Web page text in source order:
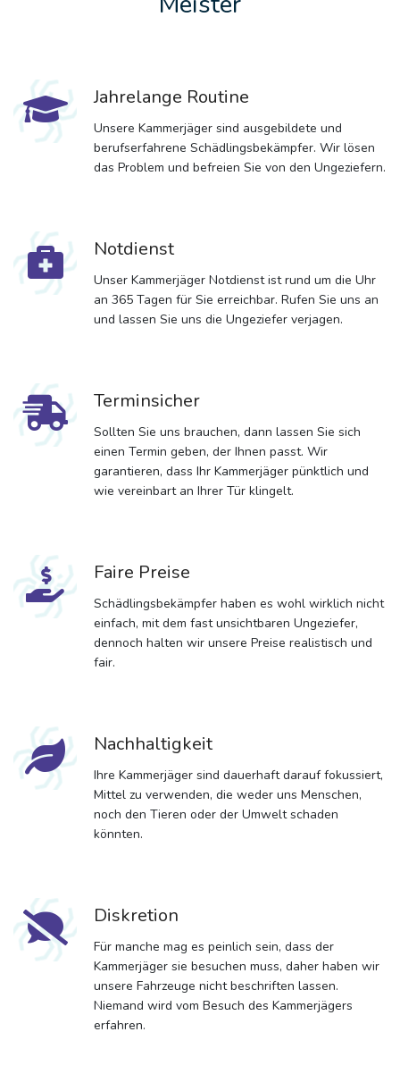
Jahrelange Routine
Unsere Kammerjäger sind ausgebildete und
berufserfahrene Schädlingsbekämpfer. Wir lösen
das Problem und befreien Sie von den Ungeziefern.
Notdienst
Unser Kammerjäger Notdienst ist rund um die Uhr
an 365 Tagen für Sie erreichbar. Rufen Sie uns an
und lassen Sie uns die Ungeziefer verjagen.
Terminsicher
Sollten Sie uns brauchen, dann lassen Sie sich
einen Termin geben, der Ihnen passt. Wir
garantieren, dass Ihr Kammerjäger pünktlich und
wie vereinbart an Ihrer Tür klingelt.
Faire Preise
Schädlingsbekämpfer haben es wohl wirklich nicht
einfach, mit dem fast unsichtbaren Ungeziefer,
dennoch halten wir unsere Preise realistisch und
fair.
Nachhaltigkeit
Ihre Kammerjäger sind dauerhaft darauf fokussiert,
Mittel zu verwenden, die weder uns Menschen,
noch den Tieren oder der Umwelt schaden
könnten.
Diskretion
Für manche mag es peinlich sein, dass der
Kammerjäger sie besuchen muss, daher haben wir
unsere Fahrzeuge nicht beschriften lassen.
Niemand wird vom Besuch des Kammerjägers
erfahren.